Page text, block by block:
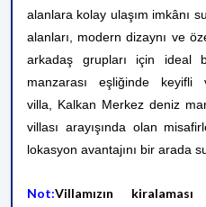
alanlara kolay ulaşım imkânı
alanları, modern dizaynı ve
arkadaş grupları için ideal
manzarası eşliğinde
villa, Kalkan Merkez deniz
villası arayışında olan
lokasyon avantajını bir arada
Not:Villamızın